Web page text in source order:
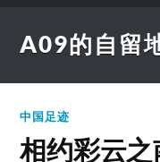
A09的自留
中国足迹
相约彩云